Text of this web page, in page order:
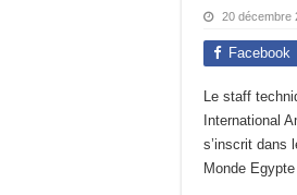
20 décembre
Facebook
Le staff
International
s’inscrit dans
Monde Egypte